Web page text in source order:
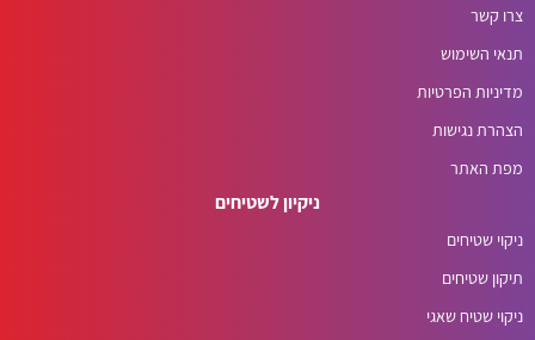
צרו קשר
תנאי השימוש
מדיניות הפרטיות
הצהרת נגישות
מפת האתר
ניקיון לשטיחים
ניקוי שטיחים
תיקון שטיחים
ניקוי שטיח שאגי